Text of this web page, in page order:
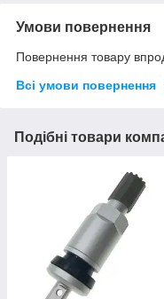
Умови повернення
Повернення товару
Всі умови повернення
Подібні товари